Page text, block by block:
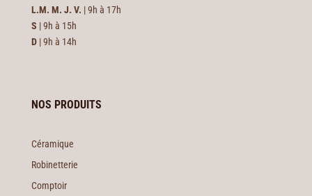
L.M. M. J. V. | 9h à 17h
S | 9h à 15h
D| 9h à 14h
NOS PRODUITS
Céramique
Robinetterie
Comptoir